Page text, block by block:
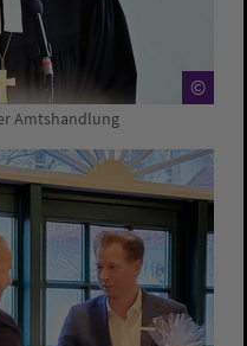
©
Amtshandlung